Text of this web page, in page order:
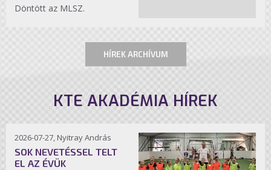
Döntött az MLSZ.
HÍREK ARCHÍVUM
KTE AKADÉMIA HÍREK
2026-07-27, Nyitray András
SOK NEVETÉSSEL TELT
EL AZ ÉVÜK